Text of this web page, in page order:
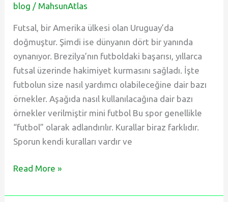
blog / MahsunAtlas
Futsal, bir Amerika ülkesi olan Uruguay’da
doğmuştur. Şimdi ise dünyanın dört bir yanında
oynanıyor. Brezilya’nın futboldaki başarısı, yıllarca
futsal üzerinde hakimiyet kurmasını sağladı. İşte
futbolun size nasıl yardımcı olabileceğine dair bazı
örnekler. Aşağıda nasıl kullanılacağına dair bazı
örnekler verilmiştir mini futbol Bu spor genellikle
“futbol” olarak adlandırılır. Kurallar biraz farklıdır.
Sporun kendi kuralları vardır ve
Futsal
ve
Read More »